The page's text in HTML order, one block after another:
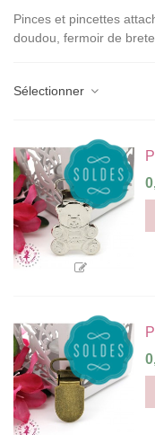
Pinces et pincettes
doudou, fermoir de
Sélectionner